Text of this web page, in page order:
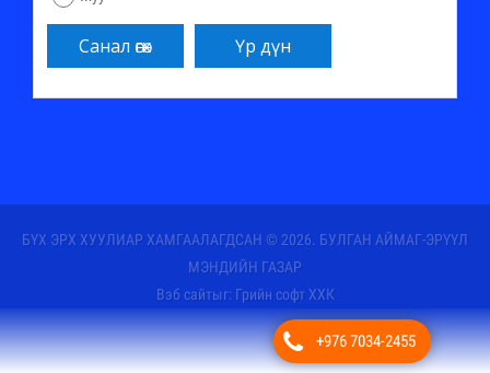
БҮХ ЭРХ ХУУЛИАР ХАМГААЛАГДСАН © 2026. БУЛГАН АЙМАГ-ЭРҮҮЛ
МЭНДИЙН ГАЗАР
Вэб сайтыг: Грийн софт ХХК
Дуудлагын төв +976 7034-2455